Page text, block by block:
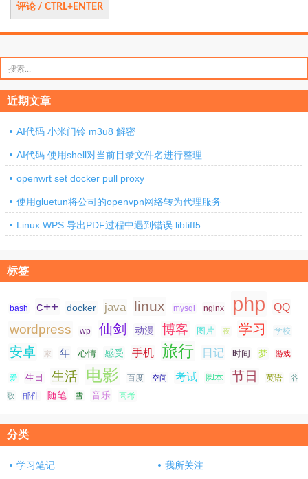
索：
近期文章
AI代码 小米门铃 m3u8 解密
AI代码 使用shell对当前目录文件名进行整理
openwrt set docker pull proxy
使用gluetun将公司的openvpn网络转为代理服务
Linux WPS 导出PDF过程中遇到错误 libtiff5
标签
bash c++ docker java linux mysql nginx php QQ
wordpress wp 仙剑 动漫 博客 图片 夜 学习 学校
安卓 家 年 心情 感受 手机 旅行 日记 时间 梦 游戏
爱 生日 生活 电影 百度 空间 考试 脚本 节日 英语 谷
歌 邮件 随笔 雪 音乐 高考
分类
学习笔记 我所关注